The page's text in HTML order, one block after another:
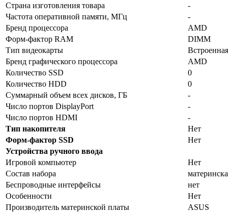
Страна изготовления товара
-
Частота оперативной памяти, МГц
-
Бренд процессора
AMD
Форм-фактор RAM
DIMM
Тип видеокарты
Встроенная
Бренд графического процессора
AMD
Количество SSD
0
Количество HDD
0
Суммарный объем всех дисков, ГБ
-
Число портов DisplayPort
-
Число портов HDMI
-
Тип накопителя
Нет
Форм-фактор SSD
Нет
Устройства ручного ввода
Игровой компьютер
Нет
Состав набора
Беспроводные интерфейсы
нет
Особенности
Нет
Производитель материнской платы
ASUS